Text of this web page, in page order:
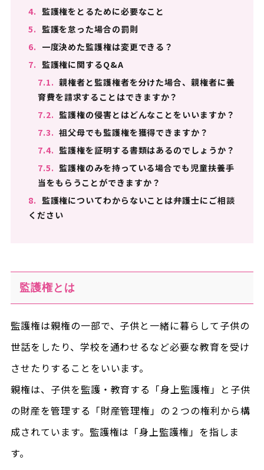
4. 監護権をとるために必要なこと
5. 監護を怠った場合の罰則
6. 一度決めた監護権は変更できる？
7. 監護権に関するQ&A
7.1. 親権者と監護権者を分けた場合、親権者に養
育費を請求することはできますか？
7.2. 監護権の侵害とはどんなことをいいますか？
7.3. 祖父母でも監護権を獲得できますか？
7.4. 監護権を証明する書類はあるのでしょうか？
7.5. 監護権のみを持っている場合でも児童扶養手
当をもらうことができますか？
8. 監護権についてわからないことは弁護士にご相談
ください
監護権とは
監護権は親権の一部で、子供と一緒に暮らして子供の
世話をしたり、学校を通わせるなど必要な教育を受け
させたりすることをいいます。
親権は、子供を監護・教育する「身上監護権」と子供
の財産を管理する「財産管理権」の２つの権利から構
成されています。監護権は「身上監護権」を指しま
す。